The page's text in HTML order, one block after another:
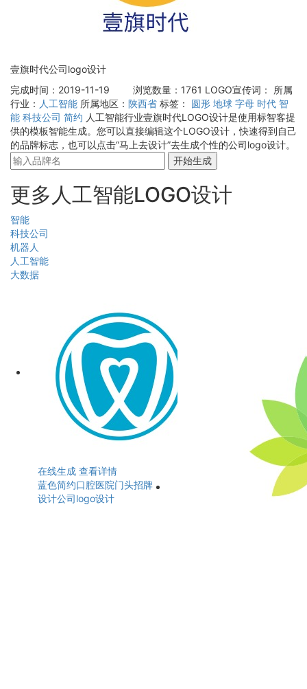
壹旗时代公司logo设计
完成时间：2019-11-19
浏览数量：1761 LOGO宣传词：
所属
行业： 人工智能 所属地区： 陕西省 标签： 圆形 地球 字母 时代 智
能 科技公司 简约 人工智能行业壹旗时代LOGO设计是使用标智客提
供的模板智能生成。您可以直接编辑这个LOGO设计，快速得到自己
的品牌标志，也可以点击“马上去设计”去生成个性的公司logo设计。
开始生成
更多人工智能LOGO设计
智能
科技公司
机器人
人工智能
大数据
在线生成 查看详情
蓝色简约口腔医院门头招牌
设计公司logo设计